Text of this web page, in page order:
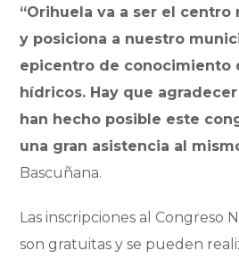
“Orihuela va a ser el centro
y posiciona a nuestro
epicentro de conocimiento
hídricos. Hay que
han hecho posible este
una gran asistencia al
Bascuñana.
Las inscripciones al Congreso
son gratuitas y se pueden